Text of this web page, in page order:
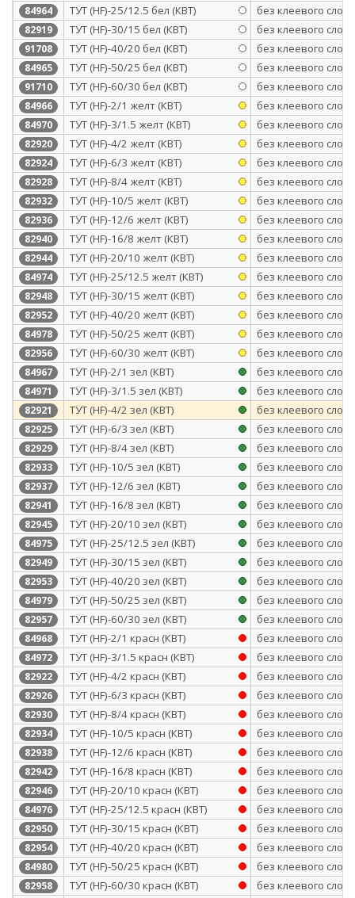
84964 ТУТ (HF)-25/12.5 бел (КВТ) без клеевого слоя
82919 ТУТ (HF)-30/15 бел (КВТ) без клеевого слоя
91708 ТУТ (HF)-40/20 бел (КВТ) без клеевого слоя
84965 ТУТ (HF)-50/25 бел (КВТ) без клеевого слоя
91710 ТУТ (HF)-60/30 бел (КВТ) без клеевого слоя
84966 ТУТ (HF)-2/1 желт (КВТ) без клеевого слоя
84970 ТУТ (HF)-3/1.5 желт (КВТ) без клеевого слоя
82920 ТУТ (HF)-4/2 желт (КВТ) без клеевого слоя
82924 ТУТ (HF)-6/3 желт (КВТ) без клеевого слоя
82928 ТУТ (HF)-8/4 желт (КВТ) без клеевого слоя
82932 ТУТ (HF)-10/5 желт (КВТ) без клеевого слоя
82936 ТУТ (HF)-12/6 желт (КВТ) без клеевого слоя
82940 ТУТ (HF)-16/8 желт (КВТ) без клеевого слоя
82944 ТУТ (HF)-20/10 желт (КВТ) без клеевого слоя
84974 ТУТ (HF)-25/12.5 желт (КВТ) без клеевого слоя
82948 ТУТ (HF)-30/15 желт (КВТ) без клеевого слоя
82952 ТУТ (HF)-40/20 желт (КВТ) без клеевого слоя
84978 ТУТ (HF)-50/25 желт (КВТ) без клеевого слоя
82956 ТУТ (HF)-60/30 желт (КВТ) без клеевого слоя
84967 ТУТ (HF)-2/1 зел (КВТ) без клеевого слоя
84971 ТУТ (HF)-3/1.5 зел (КВТ) без клеевого слоя
82921 ТУТ (HF)-4/2 зел (КВТ) без клеевого слоя
82925 ТУТ (HF)-6/3 зел (КВТ) без клеевого слоя
82929 ТУТ (HF)-8/4 зел (КВТ) без клеевого слоя
82933 ТУТ (HF)-10/5 зел (КВТ) без клеевого слоя
82937 ТУТ (HF)-12/6 зел (КВТ) без клеевого слоя
82941 ТУТ (HF)-16/8 зел (КВТ) без клеевого слоя
82945 ТУТ (HF)-20/10 зел (КВТ) без клеевого слоя
84975 ТУТ (HF)-25/12.5 зел (КВТ) без клеевого слоя
82949 ТУТ (HF)-30/15 зел (КВТ) без клеевого слоя
82953 ТУТ (HF)-40/20 зел (КВТ) без клеевого слоя
84979 ТУТ (HF)-50/25 зел (КВТ) без клеевого слоя
82957 ТУТ (HF)-60/30 зел (КВТ) без клеевого слоя
84968 ТУТ (HF)-2/1 красн (КВТ) без клеевого слоя
84972 ТУТ (HF)-3/1.5 красн (КВТ) без клеевого слоя
82922 ТУТ (HF)-4/2 красн (КВТ) без клеевого слоя
82926 ТУТ (HF)-6/3 красн (КВТ) без клеевого слоя
82930 ТУТ (HF)-8/4 красн (КВТ) без клеевого слоя
82934 ТУТ (HF)-10/5 красн (КВТ) без клеевого слоя
82938 ТУТ (HF)-12/6 красн (КВТ) без клеевого слоя
82942 ТУТ (HF)-16/8 красн (КВТ) без клеевого слоя
82946 ТУТ (HF)-20/10 красн (КВТ) без клеевого слоя
84976 ТУТ (HF)-25/12.5 красн (КВТ) без клеевого слоя
82950 ТУТ (HF)-30/15 красн (КВТ) без клеевого слоя
82954 ТУТ (HF)-40/20 красн (КВТ) без клеевого слоя
84980 ТУТ (HF)-50/25 красн (КВТ) без клеевого слоя
82958 ТУТ (HF)-60/30 красн (КВТ)
без клеевого слоя